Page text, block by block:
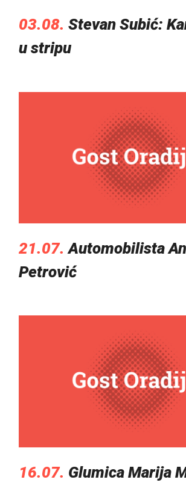
03.08. Stevan Subić:
u stripu
21.07. Automobilista
Petrović
16.07. Glumica Marija